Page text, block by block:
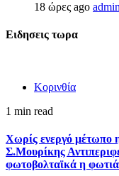
18 ώρες ago admin
Ειδησεις τωρα
Κορινθία
1 min read
Χωρίς ενεργό μέτωπο
Σ.Μουρίκης
φωτοβολταϊκά η